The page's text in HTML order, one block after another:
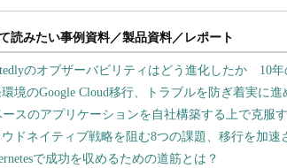
読みたい事例資料／製品資料／レポート
のオブザーバビリティはどう進化したか 10
環境のGoogle Cloud移行、トラブルを防ぎ着実に
スのアプリケーションを自社構築する上で克服
ウドネイティブ戦略を阻む8つの課題、移行を加速
で成功を収めるための道筋とは？